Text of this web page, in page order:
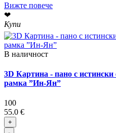
Вижте повече
❤
Купи
В наличност
3D Картина - пано с
рамка ”Ин-Ян”
100
55.0 €
+